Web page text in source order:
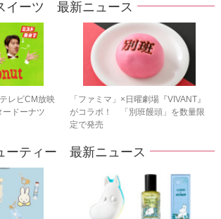
イーツ 最新ニュース
レビCM放映
ドーナツ
「ファミマ」×日曜劇場『VIVANT』
がコラボ！ 「別班饅頭」を数量限
定で発売
ーティー 最新ニュース